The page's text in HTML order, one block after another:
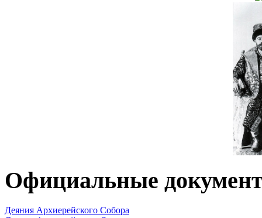
Официальные
Деяния Архиерейского Собора